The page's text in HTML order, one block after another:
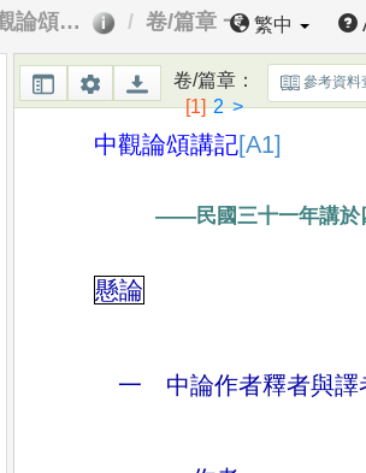
Y0005 中觀論頌講記 卷/篇章 一 繁中
卷/篇章：
[1] 2 >
參考資料
中觀論頌講記[A1]
——民國三十一年講
懸論
一 中論作者釋者與譯